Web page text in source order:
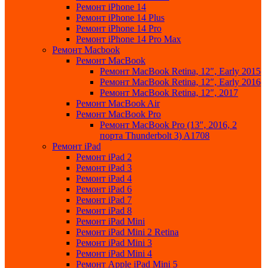
Ремонт iPhone 14
Ремонт iPhone 14 Plus
Ремонт iPhone 14 Pro
Ремонт iPhone 14 Pro Max
Ремонт Macbook
Ремонт MacBook
Ремонт MacBook Retina, 12″, Early 2015
Ремонт MacBook Retina, 12″, Early 2016
Ремонт MacBook Retina, 12″, 2017
Ремонт MacBook Air
Ремонт MacBook Pro
Ремонт MacBook Pro (13″, 2016, 2
порта Thunderbolt 3) A1708
Ремонт iPad
Ремонт iPad 2
Ремонт iPad 3
Ремонт iPad 4
Ремонт iPad 6
Ремонт iPad 7
Ремонт iPad 8
Ремонт iPad Mini
Ремонт iPad Mini 2 Retina
Ремонт iPad Mini 3
Ремонт iPad Mini 4
Ремонт Apple iPad Mini 5